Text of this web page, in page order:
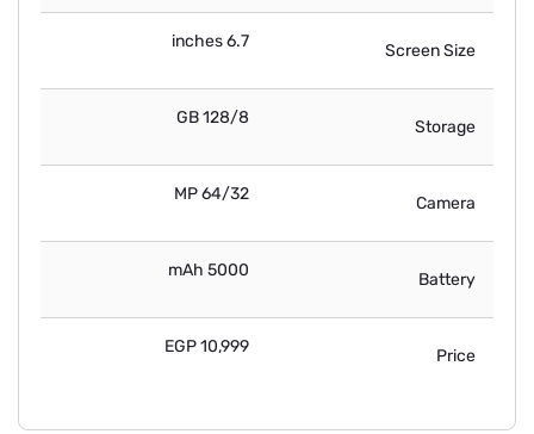
Screen Size
6.7 inches
Storage
128/8 GB
Camera
64/32 MP
Battery
5000 mAh
Price
10,999 EGP